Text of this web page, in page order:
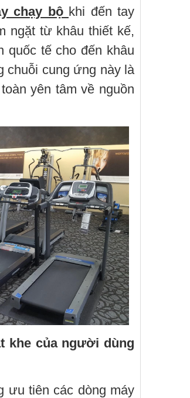
chạy bộ khi đến tay
ngặt từ khâu thiết kế,
quốc tế cho đến khâu
chuỗi cung ứng này là
yên tâm về nguồn
khe của người dùng
ưu tiên các dòng máy